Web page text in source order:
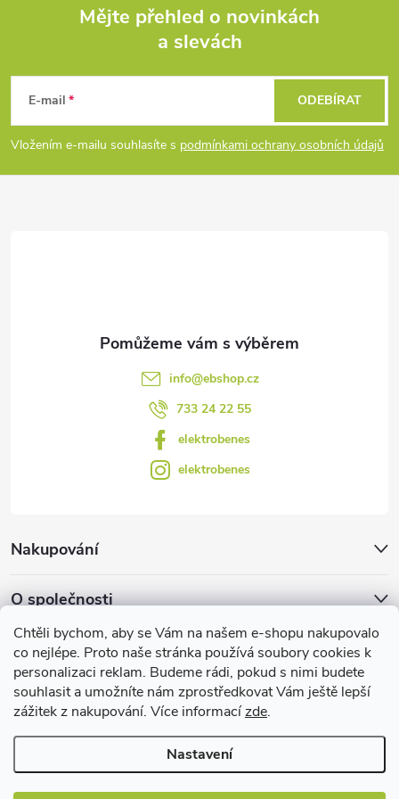
Chtěli bychom, aby se Vám na našem e-shopu nakupovalo
co nejlépe. Proto naše stránka používá soubory cookies k
personalizaci reklam. Budeme rádi, pokud s nimi budete
souhlasit a umožníte nám zprostředkovat Vám ještě lepší
zážitek z nakupování. Více informacízde.
Nastavení
v
n
p
a
Mějte přehled o novinkách
a slevách
E-mail
Vložením e-mailu souhlasíte s podmínkami ochrany osobních údajů
ODEBÍRAT
Nakupování
O společnosti
Facebook
info@ebshop.cz
733 24 22 55
elektrobenes
elektrobenes
Užitečné informace